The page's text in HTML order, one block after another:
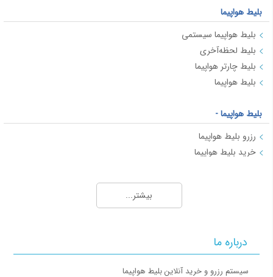
بلیط هواپیما
بلیط هواپیما سیستمی
بلیط لحظه‌آخری
بلیط چارتر هواپیما
بلیط هواپیما
بلیط هواپیما -
رزرو بلیط هواپیما
خرید بلیط هواپیما
بلیط لحظه آخری چیست؟
بلیط هواپیما در ایران: انواع و ویژگی‌ها
بیشتر...
درباره ما
سیستم رزرو و خرید آنلاین بلیط هواپیما